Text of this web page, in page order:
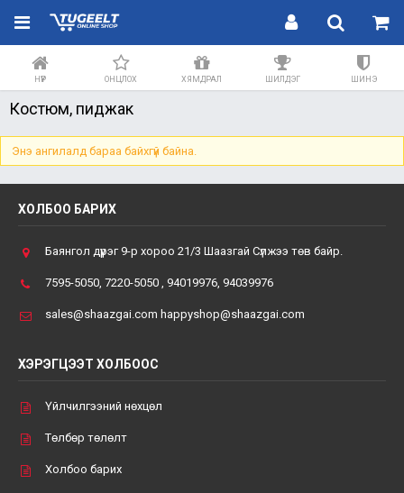
НҮҮР ОНЦЛОХ ХЯМДРАЛ ШИЛДЭГ ШИНЭ
Костюм, пиджак
Энэ ангилалд бараа байхгүй байна.
ХОЛБОО БАРИХ
Баянгол дүүрэг 9-р хороо 21/3 Шаазгай Сүлжээ төв байр.
7595-5050, 7220-5050 , 94019976, 94039976
sales@shaazgai.com happyshop@shaazgai.com
ХЭРЭГЦЭЭТ ХОЛБООС
Үйлчилгээний нөхцөл
Төлбөр төлөлт
Холбоо барих